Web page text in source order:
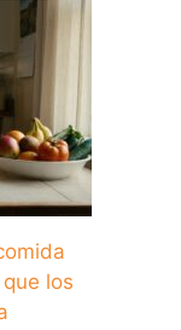
los